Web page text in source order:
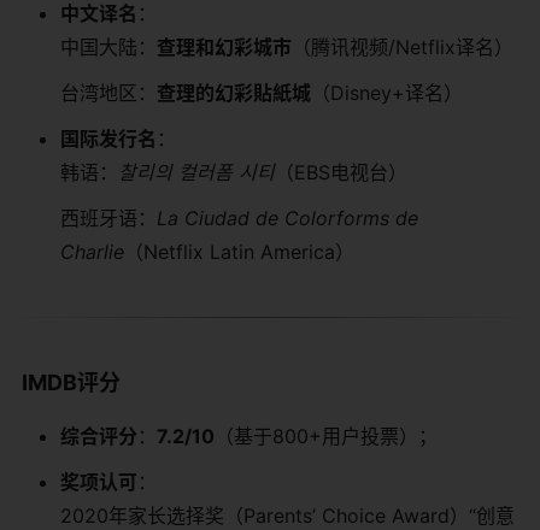
​中文译名​ ​：
中国大陆：​ ​查理和幻彩城市​ ​（腾讯视频/Netflix译名）
台湾地区：​ ​查理的幻彩貼紙城​ ​（Disney+译名）
​国际发行名​ ​：
韩语：
찰리의 컬러폼 시티（EBS电视台）
西班牙语： La Ciudad de Colorforms de
Charlie （Netflix Latin America）
​IMDB评分​
​综合评分​ ​：​ ​7.2/10​ ​（基于800+用户投票）；
​奖项认可​ ​：
2020年家长选择奖（Parents’ Choice Award）“创意